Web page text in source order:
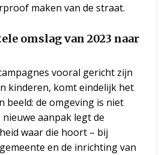
maken van de straat.
omslag van 2023 naar
vooral gericht zijn
kinderen, komt eindelijk het
beeld: de omgeving is niet
aanpak legt de
waar die hoort – bij
en de inrichting van